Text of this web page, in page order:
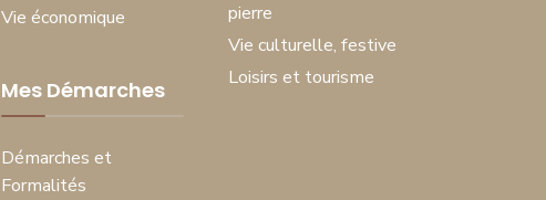
Vie économique
Mes Démarches
Démarches et
Formalités
pierre
Vie culturelle, festive
Loisirs et tourisme